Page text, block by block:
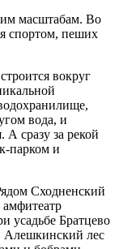
масштабам. Во
спортом, пеших
вокруг
вода, и
А сразу за рекой
и
Сходненский
усадьбе Братцево
Алешкинский лес